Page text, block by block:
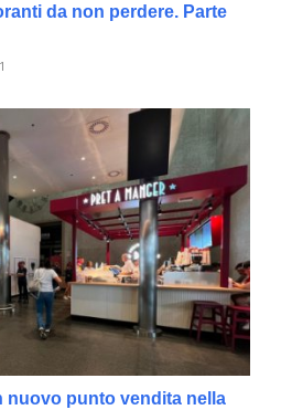
da non perdere. Parte
nuovo punto vendita nella